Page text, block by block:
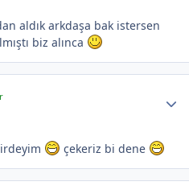
aldık arkdaşa bak istersen
biz alınca
çekeriz bi dene